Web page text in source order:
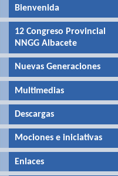
Bienvenida
12 Congreso Provincial
NNGG Albacete
Nuevas Generaciones
Multimedias
Descargas
Mociones e iniciativas
Enlaces